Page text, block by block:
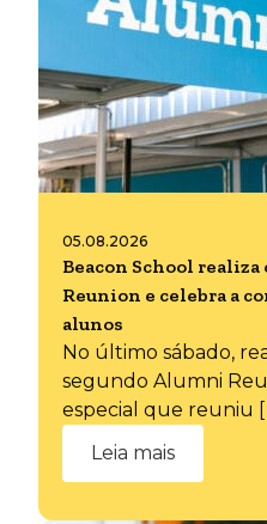
05.08.2026
Beacon School
Reunion e celebra a
alunos
No último sábado,
segundo Alumni
especial que reuniu [
Leia mais